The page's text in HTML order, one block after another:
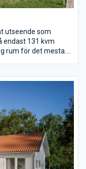
utseende som
endast 131 kvm
rum för det mesta.